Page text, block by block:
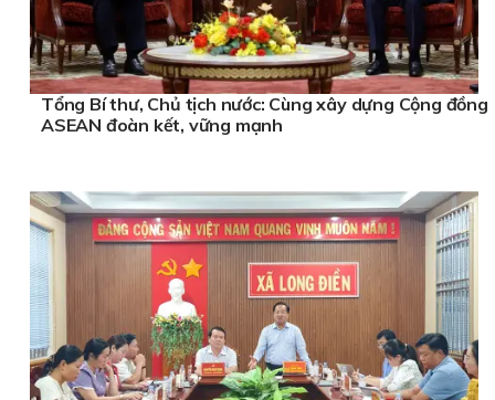
Tổng Bí thư, Chủ tịch nước: Cùng xây dựng Cộng đồng
ASEAN đoàn kết, vững mạnh